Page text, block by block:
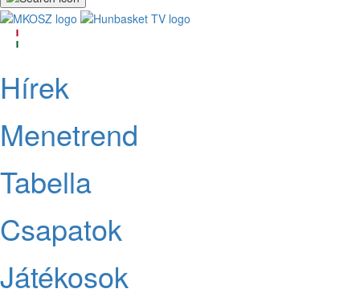
Hírek
Menetrend
Tabella
Csapatok
Játékosok